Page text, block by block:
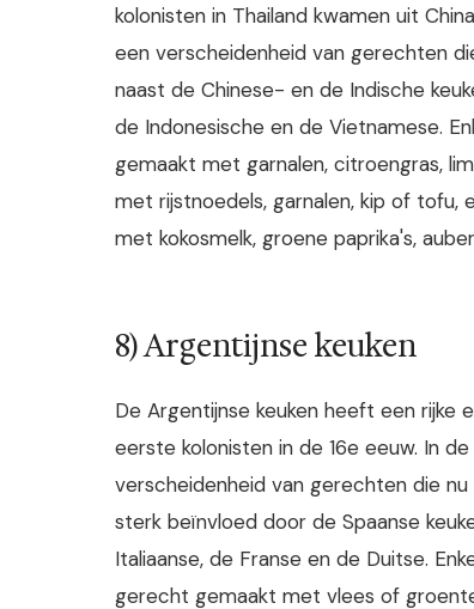
kolonisten in Thailand kwamen uit
een verscheidenheid van gerechten
naast de Chinese- en de Indische
de Indonesische en de Vietnamese.
gemaakt met garnalen, citroengras,
met rijstnoedels, garnalen, kip of tofu,
met kokosmelk, groene paprika's,
8) Argentijnse keuken
De Argentijnse keuken heeft een
eerste kolonisten in de 16e eeuw. In
verscheidenheid van gerechten die
sterk beïnvloed door de Spaanse
Italiaanse, de Franse en de Duitse.
gerecht gemaakt met vlees of